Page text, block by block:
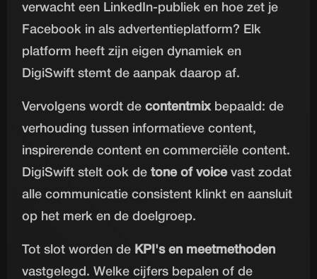
verwacht een LinkedIn-publiek en hoe zet je
Facebook in als advertentieplatform? Elk
platform heeft zijn eigen dynamiek en
DigiSwift stemt de aanpak daarop af.
Vervolgens wordt decontentmix bepaald: de
verhouding tussen informatieve content,
inspirerende content en commerciële content.
DigiSwift stelt ook detone of voicevast zodat
alle communicatie consistent klinkt en aansluit
op het merk en de doelgroep.
Tot slot worden de KPI's en meetmethoden
vastgelegd. Welke cijfers bepalen of de